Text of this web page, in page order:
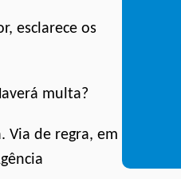
esclarece os
multa?
Via de regra, em